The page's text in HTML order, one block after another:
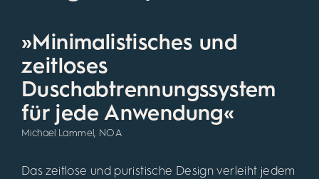
»Minimalistisches und
zeitloses
Duschabtrennungssystem
für jede Anwendung«
Michael Lammel, NOA
Das zeitlose und puristische Design verleiht jedem